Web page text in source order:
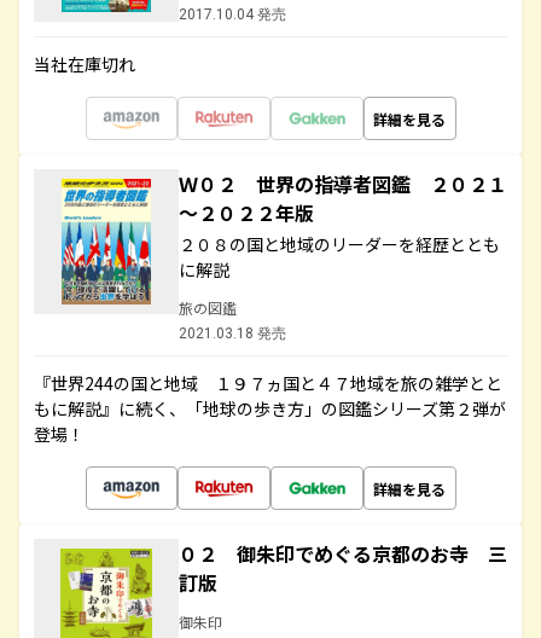
2017.10.04 発売
当社在庫切れ
詳細を見る
Ｗ０２ 世界の指導者図鑑 ２０２１
～２０２２年版
２０８の国と地域のリーダーを経歴ととも
に解説
旅の図鑑
2021.03.18 発売
『世界244の国と地域 １９７ヵ国と４７地域を旅の雑学とと
もに解説』に続く、「地球の歩き方」の図鑑シリーズ第２弾が
登場！
詳細を見る
０２ 御朱印でめぐる京都のお寺 三
訂版
御朱印